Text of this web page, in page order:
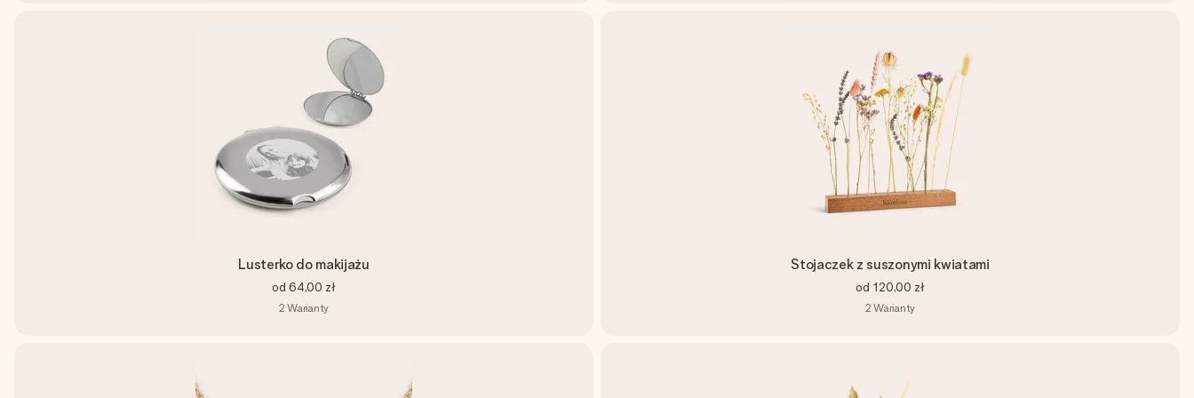
Lusterko do makijażu
od 64,00 zł
2 Warianty
Stojaczek z suszonymi kwiatami
od 120,00 zł
2 Warianty